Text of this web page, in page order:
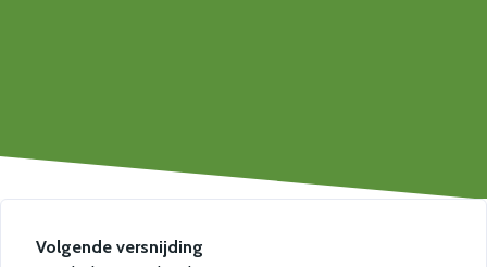
Volgende versnijding